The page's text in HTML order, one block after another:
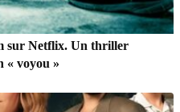
sur Netflix. Un thriller
« voyou »